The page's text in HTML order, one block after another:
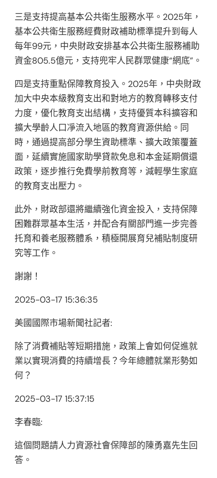
三是支持提高基本公共衛生服務水平。2025年，
基本公共衛生服務經費財政補助標準提升到每人
每年99元，中央財政安排基本公共衛生服務補助
資金805.5億元，支持兜牢人民群眾健康“網底”。
四是支持重點保障教育投入。2025年，中央財政
加大中央本級教育支出和對地方的教育轉移支付
力度，優化教育支出結構，支持優質本科擴容和
擴大學齡人口凈流入地區的教育資源供給。同
時，通過提高部分學生資助標準、擴大政策覆蓋
面，延續實施國家助學貸款免息和本金延期償還
政策，逐步推行免費學前教育等，減輕學生家庭
的教育支出壓力。
此外，財政部還將繼續強化資金投入，支持保障
困難群眾基本生活，并配合有關部門進一步完善
托育和養老服務體系，積極開展育兒補貼制度研
究等工作。
謝謝！
2025-03-17 15:36:35
美國國際市場新聞社記者:
除了消費補貼等短期措施，政策上會如何促進就
業以實現消費的持續增長？今年總體就業形勢如
何？
2025-03-17 15:37:15
李春臨:
這個問題請人力資源社會保障部的陳勇嘉先生回
答。